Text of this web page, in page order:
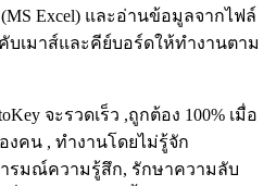
Excel) และอ่านข้อมูลจากไฟล์
บเมาส์และคีย์บอร์ดให้ทำงานตาม
จะรวดเร็ว ,ถูกต้อง 100% เมื่อ
งคน , ทำงานโดยไม่รู้จัก
ารมณ์ความรู้สึก, รักษาความลับ